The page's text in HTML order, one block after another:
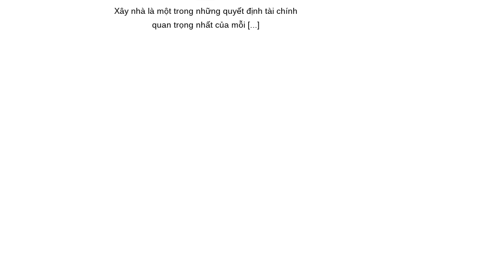
Xây nhà là một trong những quyết định tài chính
quan trọng nhất của mỗi [...]